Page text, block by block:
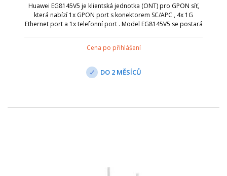
Huawei EG8145V5 je klientská jednotka (ONT) pro GPON síť,
která nabízí 1x GPON port s konektorem SC/APC , 4x 1G
Ethernet port a 1x telefonní port . Model EG8145V5 se postará
Cena po přihlášení
DO 2 MĚSÍCŮ